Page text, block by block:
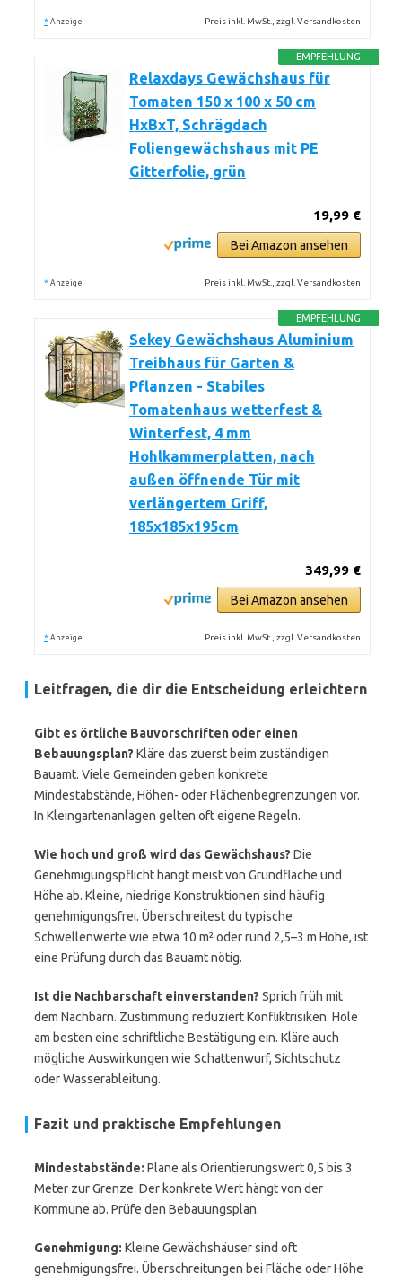
* Anzeige Preis inkl. MwSt., zzgl. Versandkosten
EMPFEHLUNG
Relaxdays Gewächshaus für
Tomaten 150 x 100 x 50 cm
HxBxT, Schrägdach
Foliengewächshaus mit PE
Gitterfolie, grün
19,99 €
Bei Amazon ansehen
* Anzeige Preis inkl. MwSt., zzgl. Versandkosten
EMPFEHLUNG
Sekey Gewächshaus Aluminium
Treibhaus für Garten &
Pflanzen - Stabiles
Tomatenhaus wetterfest &
Winterfest, 4 mm
Hohlkammerplatten, nach
außen öffnende Tür mit
verlängertem Griff,
185x185x195cm
349,99 €
Bei Amazon ansehen
* Anzeige Preis inkl. MwSt., zzgl. Versandkosten
Leitfragen, die dir die Entscheidung erleichtern
Gibt es örtliche Bauvorschriften oder einen
Bebauungsplan? Kläre das zuerst beim zuständigen
Bauamt. Viele Gemeinden geben konkrete
Mindestabstände, Höhen- oder Flächenbegrenzungen vor.
In Kleingartenanlagen gelten oft eigene Regeln.
Wie hoch und groß wird das Gewächshaus? Die
Genehmigungspflicht hängt meist von Grundfläche und
Höhe ab. Kleine, niedrige Konstruktionen sind häufig
genehmigungsfrei. Überschreitest du typische
Schwellenwerte wie etwa 10 m² oder rund 2,5–3 m Höhe, ist
eine Prüfung durch das Bauamt nötig.
Ist die Nachbarschaft einverstanden? Sprich früh mit
dem Nachbarn. Zustimmung reduziert Konfliktrisiken. Hole
am besten eine schriftliche Bestätigung ein. Kläre auch
mögliche Auswirkungen wie Schattenwurf, Sichtschutz
oder Wasserableitung.
Fazit und praktische Empfehlungen
Mindestabstände: Plane als Orientierungswert 0,5 bis 3
Meter zur Grenze. Der konkrete Wert hängt von der
Kommune ab. Prüfe den Bebauungsplan.
Genehmigung: Kleine Gewächshäuser sind oft
genehmigungsfrei. Überschreitungen bei Fläche oder Höhe